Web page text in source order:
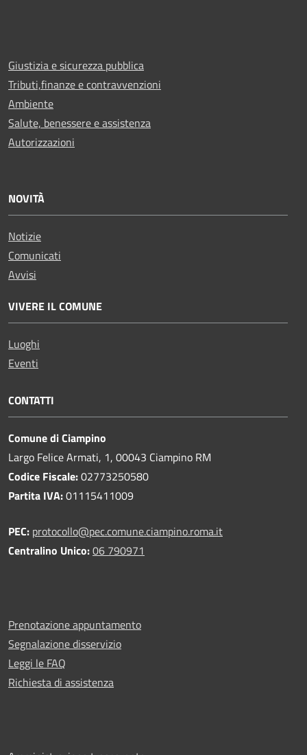
Giustizia e sicurezza pubblica
Tributi,finanze e contravvenzioni
Ambiente
Salute, benessere e assistenza
Autorizzazioni
NOVITÀ
Notizie
Comunicati
Avvisi
VIVERE IL COMUNE
Luoghi
Eventi
CONTATTI
Comune di Ciampino
Largo Felice Armati, 1, 00043 Ciampino RM
Codice Fiscale:02773250580
Partita IVA:01115411009
PEC: protocollo@pec.comune.ciampino.roma.it
Centralino Unico:06 790971
Prenotazione appuntamento
Segnalazione disservizio
Leggi le FAQ
Richiesta di assistenza